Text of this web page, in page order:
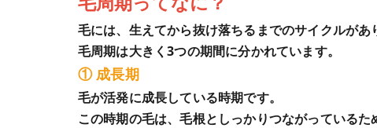
毛には、生えてから抜け落ちるまでのサイクルがあ
毛周期は大きく3つの期間に分かれています。
① 成長期
毛が活発に成長している時期です。
この時期の毛は、毛根としっかりつながっている